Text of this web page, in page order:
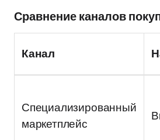
Сравнение каналов
Канал
Специализированный
маркетплейс